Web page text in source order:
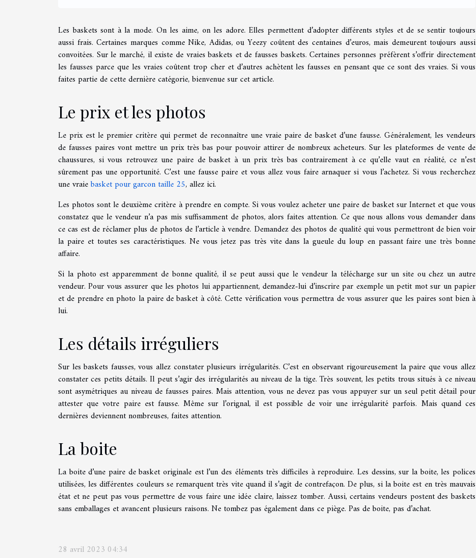
Les baskets sont à la mode. On les aime, on les adore. Elles permettent d’adopter différents styles et de se sentir toujours
aussi frais. Certaines marques comme Nike, Adidas, ou Yeezy coûtent des centaines d’euros, mais demeurent toujours aussi
convoitées. Sur le marché, il existe de vraies baskets et de fausses baskets. Certaines personnes préfèrent s’offrir directement
les fausses parce que les vraies coûtent trop cher et d’autres achètent les fausses en pensant que ce sont des vraies. Si vous
faites partie de cette dernière catégorie, bienvenue sur cet article.
Le prix et les photos
Le prix est le premier critère qui permet de reconnaître une vraie paire de basket d’une fausse. Généralement, les vendeurs
de fausses paires vont mettre un prix très bas pour pouvoir attirer de nombreux acheteurs. Sur les plateformes de vente de
chaussures, si vous retrouvez une paire de basket à un prix très bas contrairement à ce qu’elle vaut en réalité, ce n’est
sûrement pas une opportunité. C’est une fausse paire et vous allez vous faire arnaquer si vous l’achetez. Si vous recherchez
une vraiebasket pour garcon taille 25, allez ici.
Les photos sont le deuxième critère à prendre en compte. Si vous voulez acheter une paire de basket sur Internet et que vous
constatez que le vendeur n’a pas mis suffisamment de photos, alors faites attention. Ce que nous allons vous demander dans
ce cas est de réclamer plus de photos de l’article à vendre. Demandez des photos de qualité qui vous permettront de bien voir
la paire et toutes ses caractéristiques. Ne vous jetez pas très vite dans la gueule du loup en passant faire une très bonne
affaire.
Si la photo est apparemment de bonne qualité, il se peut aussi que le vendeur la télécharge sur un site ou chez un autre
vendeur. Pour vous assurer que les photos lui appartiennent, demandez-lui d’inscrire par exemple un petit mot sur un papier
et de prendre en photo la paire de basket à côté. Cette vérification vous permettra de vous assurer que les paires sont bien à
lui.
Les détails irréguliers
Sur les baskets fausses, vous allez constater plusieurs irrégularités. C’est en observant rigoureusement la paire que vous allez
constater ces petits détails. Il peut s’agir des irrégularités au niveau de la tige. Très souvent, les petits trous situés à ce niveau
sont asymétriques au niveau de fausses paires. Mais attention, vous ne devez pas vous appuyer sur un seul petit détail pour
attester que votre paire est fausse. Même sur l’orignal, il est possible de voir une irrégularité parfois. Mais quand ces
dernières deviennent nombreuses, faites attention.
La boite
La boite d’une paire de basket originale est l’un des éléments très difficiles à reproduire. Les dessins, sur la boite, les polices
utilisées, les différentes couleurs se remarquent très vite quand il s’agit de contrefaçon. De plus, si la boite est en très mauvais
état et ne peut pas vous permettre de vous faire une idée claire, laissez tomber. Aussi, certains vendeurs postent des baskets
sans emballages et avancent plusieurs raisons. Ne tombez pas également dans ce piège. Pas de boite, pas d’achat.
28 avril 2023 04:34